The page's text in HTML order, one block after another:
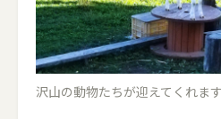
沢山の動物たちが迎えてくれます